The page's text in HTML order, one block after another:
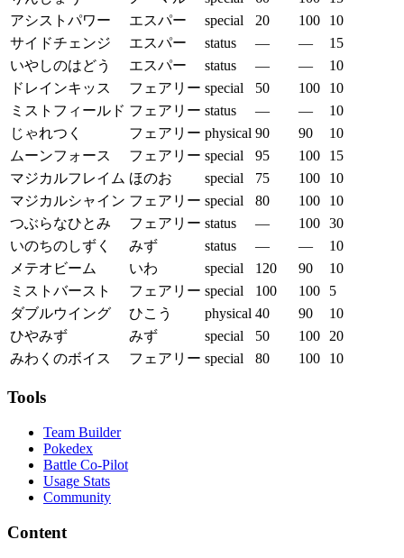
アシストパワー
エスパー special 20 100
10
サイドチェンジ
エスパー status — —
15
いやしのはどう
エスパー status — —
10
ドレインキッス
フェアリー special 50 100
10
ミストフィールド フェアリー status — —
10
じゃれつく
フェアリー physical 90 90
10
ムーンフォース
フェアリー special 95 100
15
マジカルフレイム ほのお special 75 100
10
マジカルシャイン フェアリー special 80 100
10
つぶらなひとみ
フェアリー status — 100 30
いのちのしずく
みず status — —
10
メテオビーム
いわ special 120 90
10
ミストバースト
フェアリー special 100 100
5
ダブルウイング
ひこう physical 40 90
10
ひやみず
みず special 50 100
20
みわくのボイス
フェアリー special 80 100 10
Tools
Team Builder
Pokedex
Battle Co-Pilot
Usage Stats
Community
Content